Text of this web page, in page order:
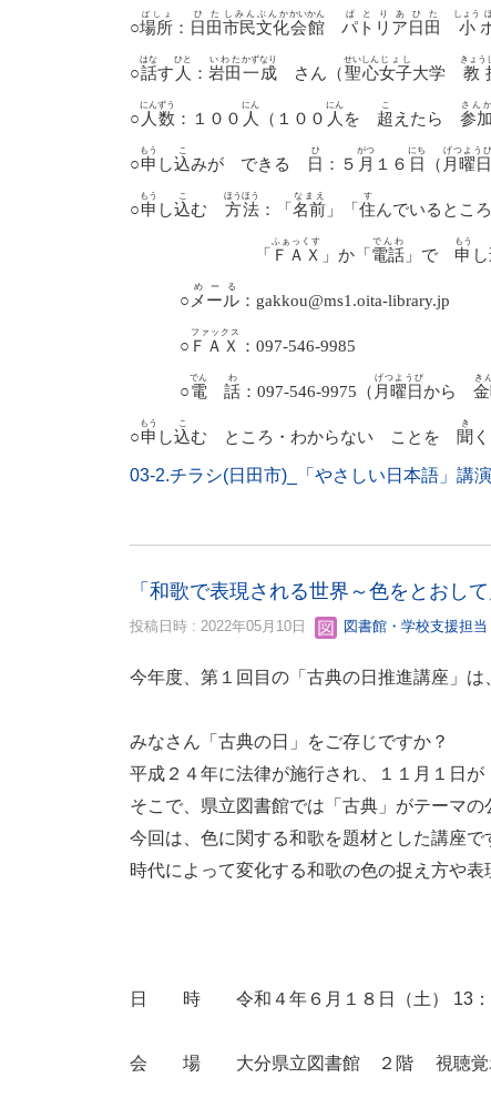
○場所
ばしょ
： 日田
ひた
市民
しみん
文化
ぶんか
会館
かいかん
パトリア
ぱとりあ
日田
ひた
小
しょう
○話
はな
す 人
ひと
： 岩田
いわた
一成
かずなり
さん（聖心
せいしん
女子
じょし
大学 教
きょう
○ 人数
にんずう
： １００ 人
にん
（１００ 人
にん
を 超
こ
えたら 参加
さんか
○申
もう
し込
こ
みが できる 日
ひ
： ５ 月
がつ
１６ 日
にち
（ 月曜日
げつようび
○申
もう
し込
こ
む 方法
ほうほう
：「 名前
なまえ
」「 住
す
んでいるとこ
「 ＦＡＸ
ふぁっくす
」か「 電話
でんわ
」で 申
もう
し
○ メール
めーる
： gakkou@ms1.oita-library.jp ※
○ ＦＡＸ
ファックス
： 097-546-9985
○電
でん
話
わ
： 097-546-9975 （ 月曜日
げつようび
から
き
○申
もう
し込
こ
む ところ・わからない ことを 聞
き
03-2.チラシ(日田市)_「やさしい日本語」講
「和歌で表現される世界～色をとおし
投稿日時 : 2022年05月10日 図書館・学校支援担当
今年度、第１回目の「古典の日推進講座」
みなさん「古典の日」をご存じですか？
平成２４年に法律が施行され、１１月１日が
そこで、県立図書館では「古典」がテーマの
今回は、色に関する和歌を題材とした講座で
時代によって変化する和歌の色の捉え方や表
日 時 令和４年６月１８日（土） 13：
会 場 大分県立図書館 ２階 視聴覚